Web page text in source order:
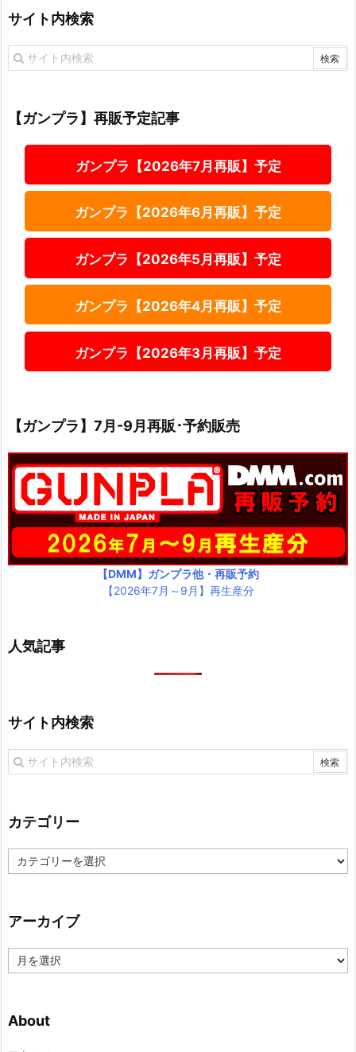
サイト内検索
【ガンプラ】再販予定記事
ガンプラ【2026年7月再販】予定
ガンプラ【2026年6月再販】予定
ガンプラ【2026年5月再販】予定
ガンプラ【2026年4月再販】予定
ガンプラ【2026年3月再販】予定
【ガンプラ】7月-9月再販･予約販売
【DMM】ガンプラ他・再販予約
【2026年7月～9月】再生産分
人気記事
サイト内検索
カテゴリー
テ
ー
アーカイブ
ー
ブ
About